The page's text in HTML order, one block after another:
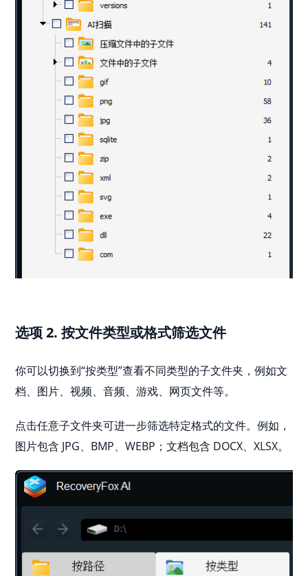
选项 2. 按文件类型或格式筛选文件
你可以切换到“按类型”查看不同类型的子文件夹，例如文
档、图片、视频、音频、游戏、网页文件等。
点击任意子文件夹可进一步筛选特定格式的文件。例如，
图片包含 JPG、BMP、WEBP；文档包含 DOCX、XLSX。